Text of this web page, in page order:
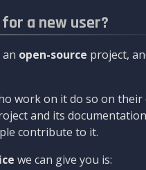
a new user?
an open-source project,
work on it do so on their
and its
contribute to it.
we can give you is: